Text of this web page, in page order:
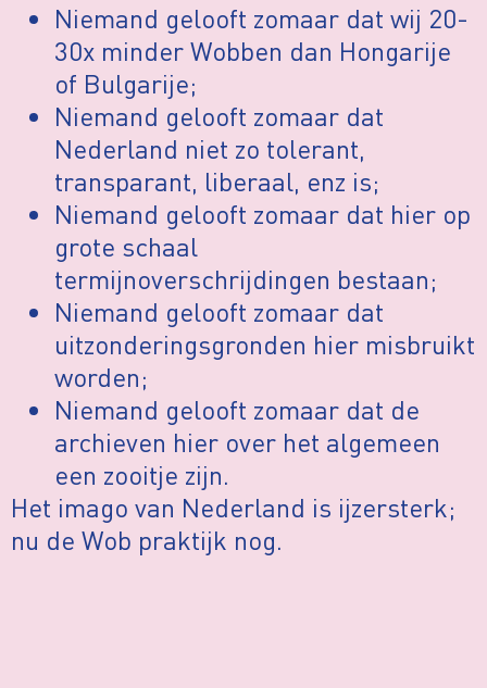
Niemand gelooft zomaar dat wij 20-
30x minder Wobben dan Hongarije
of Bulgarije;
Niemand gelooft zomaar dat
Nederland niet zo tolerant,
transparant, liberaal, enz is;
Niemand gelooft zomaar dat hier op
grote schaal
termijnoverschrijdingen bestaan;
Niemand gelooft zomaar dat
uitzonderingsgronden hier misbruikt
worden;
Niemand gelooft zomaar dat de
archieven hier over het algemeen
een zooitje zijn.
Het imago van Nederland is ijzersterk;
nu de Wob praktijk nog.